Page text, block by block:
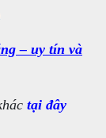
– uy tín và
tại đây